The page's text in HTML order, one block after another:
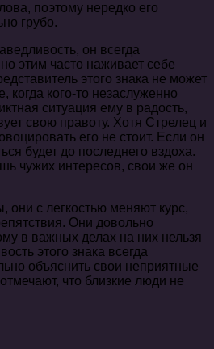
поэтому нередко его
грубо.
он всегда
этим часто наживает себе
этого знака не может
когда кого-то незаслуженно
ситуация ему в радость,
свою правоту. Хотя Стрелец и
его не стоит. Если он
будет до последнего вздоха.
чужих интересов, свои же он
они с легкостью меняют курс,
Они довольно
в важных делах на них нельзя
этого знака всегда
объяснить свои неприятные
что близкие люди не